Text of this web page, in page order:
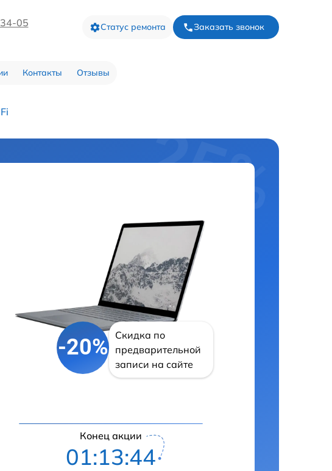
05 Статус ремонта Заказать звонок
Контакты Отзывы
-20%
Скидка по
предварительной
записи на сайте
Конец акции
01:13:43